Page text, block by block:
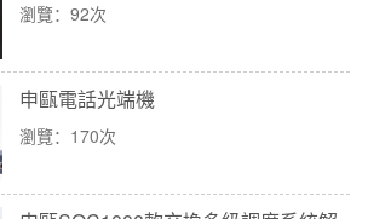
瀏覽：92次
申甌電話光端機
瀏覽：170次